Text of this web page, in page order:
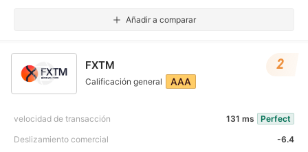
Añadir a comparar
FXTM
Calificación general AAA
velocidad de transacción 131 ms
Perfect
Deslizamiento comercial
-6.4
2